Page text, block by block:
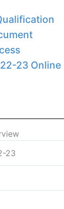
23 Online
23